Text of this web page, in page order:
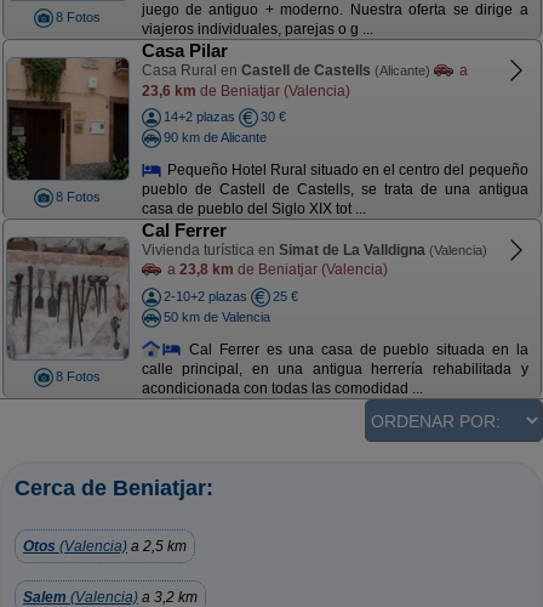
8 Fotos
juego de antiguo + moderno. Nuestra oferta se dirige a
viajeros individuales, parejas o g ...
8 Fotos
Casa Pilar
Casa Rural en Castell de Castells (Alicante)
a
23,6 km de Beniatjar (Valencia)
14+2 plazas
30 €
90 km de Alicante
Pequeño Hotel Rural situado en el centro del pequeño
pueblo de Castell de Castells, se trata de una antigua
casa de pueblo del Siglo XIX tot ...
8 Fotos
Cal Ferrer
Vivienda turística en Simat de La Valldigna (Valencia)
a 23,8 km de Beniatjar (Valencia)
2-10+2 plazas
25 €
50 km de Valencia
Cal Ferrer es una casa de pueblo situada en la
calle principal, en una antigua herrería rehabilitada y
acondicionada con todas las comodidad ...
Cerca de Beniatjar:
Otos (Valencia) a 2,5 km
Salem (Valencia) a 3,2 km